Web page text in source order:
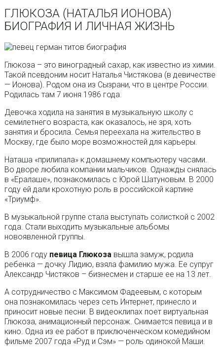
ГЛЮКОЗА (НАТАЛЬЯ ИОНОВА)
БИОГРАФИЯ И ЛИЧНАЯ ЖИЗНЬ
Глюкоза – это виноградный сахар, как известно из химии.
Такой псевдоним носит Наталья Чистякова (в девичестве
— Ионова). Родом она из Сызрани, что в центре России.
Родилась там 7 июня 1986 года.
Девочка ходила на занятия в музыкальную школу с
семилетнего возраста, как оказалось, не зря, хоть
занятия и бросила. Семья переехала на жительство в
Москву, где было море возможностей для карьеры.
Наташа «прилипала» к домашнему компьютеру часами.
Во дворе любила компании мальчиков. Однажды снялась
в «Ералаше», познакомилась с Юрой Шатуновым. В 2000
году ей дали крохотную роль в российской картине
«Триумф».
В музыкальной группе стала выступать солисткой с 2002
года. Стали выходить музыкальные альбомы
новоявленной группы.
В 2006 году певица Глюкозавышла замуж, родила
ребенка — дочку Лидию, взяла фамилию мужа. Ее супруг
Александр Чистяков – бизнесмен и старше ее на 13 лет.
А сотрудничество с Максимом Фадеевым, с которым
она познакомилась через сеть Интернет, принесло и
приносит новые песни. В видеоклипах поет виртуальная
Глюкоза, анимационный персонаж. Снимается певица и в
кино. Одна из ее работ в приключенческом комедийном
фильме 2007 года «Руд и Сэм» — роль одинокой Маши.